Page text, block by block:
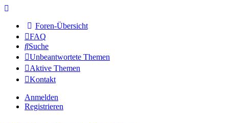
Foren-Übersicht
FAQ
Suche
Unbeantwortete Themen
Aktive Themen
Kontakt
Anmelden
Registrieren